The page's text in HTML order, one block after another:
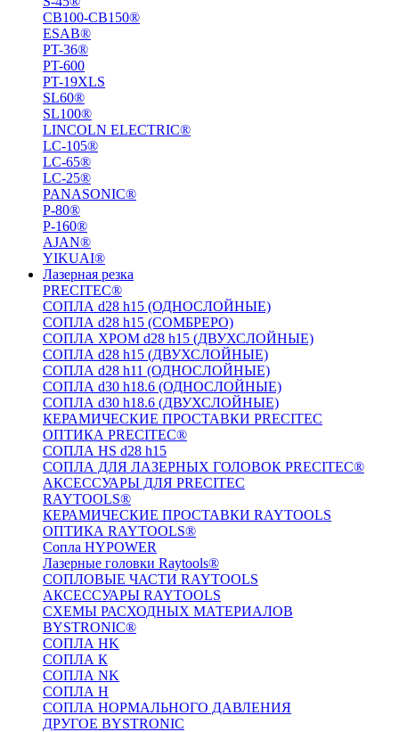
СВ100-СВ150®
ESAB®
PT-36®
PT-600
PT-19XLS
SL60®
SL100®
LINCOLN ELECTRIC®
LC-105®
LC-65®
LC-25®
PANASONIC®
P-80®
P-160®
AJAN®
YIKUAI®
Лазерная резка
PRECITEC®
СОПЛА d28 h15 (ОДНОСЛОЙНЫЕ)
СОПЛА d28 h15 (СОМБРЕРО)
СОПЛА ХРОМ d28 h15 (ДВУХСЛОЙНЫЕ)
СОПЛА d28 h15 (ДВУХСЛОЙНЫЕ)
СОПЛА d28 h11 (ОДНОСЛОЙНЫЕ)
СОПЛА d30 h18.6 (ОДНОСЛОЙНЫЕ)
СОПЛА d30 h18.6 (ДВУХСЛОЙНЫЕ)
КЕРАМИЧЕСКИЕ ПРОСТАВКИ PRECITEC
ОПТИКА PRECITEC®
СОПЛА HS d28 h15
СОПЛА ДЛЯ ЛАЗЕРНЫХ ГОЛОВОК PRECITEC®
АКСЕССУАРЫ ДЛЯ PRECITEC
RAYTOOLS®
КЕРАМИЧЕСКИЕ ПРОСТАВКИ RAYTOOLS
ОПТИКА RAYTOOLS®
Сопла HYPOWER
Лазерные головки Raytools®
СОПЛОВЫЕ ЧАСТИ RAYTOOLS
АКСЕССУАРЫ RAYTOOLS
СХЕМЫ РАСХОДНЫХ МАТЕРИАЛОВ
BYSTRONIC®
СОПЛА HK
СОПЛА К
СОПЛА NK
СОПЛА H
СОПЛА НОРМАЛЬНОГО ДАВЛЕНИЯ
ДРУГОЕ BYSTRONIC